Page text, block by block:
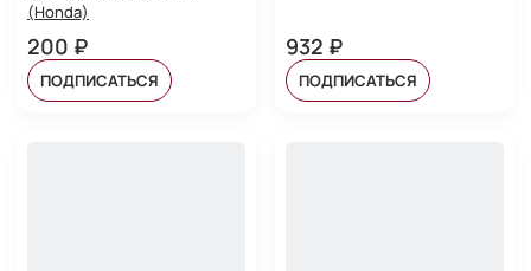
(Honda)
200 ₽
ПОДПИСАТЬСЯ
932 ₽
ПОДПИСАТЬСЯ